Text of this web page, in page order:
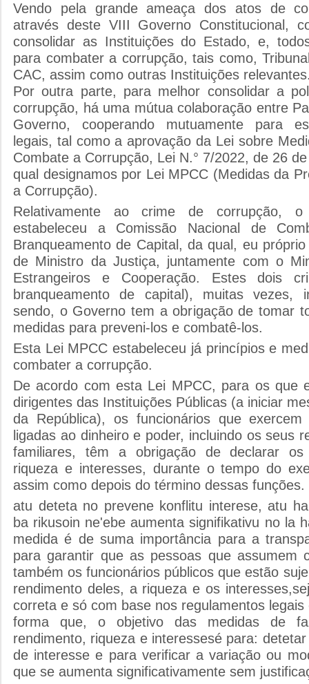
Vendo pela grande ameaça dos atos de
através deste VIII Governo Constitucional,
consolidar as Instituições do Estado, e,
para combater a corrupção, tais como,
CAC, assim como outras Instituições
Por outra parte, para melhor consolidar a
corrupção, há uma mútua colaboração entre
Governo, cooperando mutuamente para
legais, tal como a aprovação da Lei sobre
Combate a Corrupção, Lei N.° 7/2022, de 26
qual designamos por Lei MPCC (Medidas da
a Corrupção).
Relativamente ao crime de corrupção, o
estabeleceu a Comissão Nacional de
Branqueamento de Capital, da qual, eu
de Ministro da Justiça, juntamente com o
Estrangeiros e Cooperação. Estes dois
branqueamento de capital), muitas vezes,
sendo, o Governo tem a obrigação de tomar
medidas para preveni-los e combatê-los.
Esta Lei MPCC estabeleceu já princípios e
combater a corrupção.
De acordo com esta Lei MPCC, para os que
dirigentes das Instituições Públicas (a iniciar
da República), os funcionários que
ligadas ao dinheiro e poder, incluindo os seus
familiares, têm a obrigação de declarar os
riqueza e interesses, durante o tempo do
assim como depois do término dessas funções.
atu deteta no prevene konflitu interese, atu
ba rikusoin ne'ebe aumenta signifikativu no la
medida é de suma importância para a
para garantir que as pessoas que assumem
também os funcionários públicos que estão
rendimento deles, a riqueza e os
correta e só com base nos regulamentos
forma que, o objetivo das medidas de
rendimento, riqueza e interessesé para:
de interesse e para verificar a variação ou
que se aumenta significativamente sem